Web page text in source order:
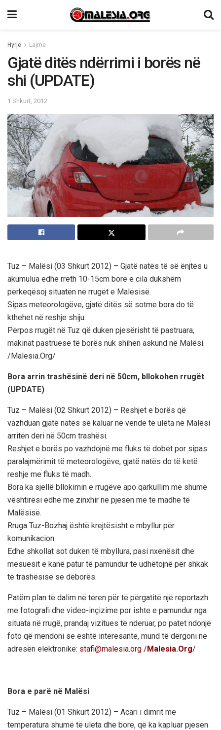
Hyrje Lajme
Gjatë ditës ndërrimi i borës në
shi (UPDATE)
1 Shkurt, 2012
Tuz – Malësi (03 Shkurt 2012) – Gjatë natës të së ënjtës u
akumulua edhe rreth 10-15cm borë e cila dukshëm
përkeqësoj situatën në rrugët e Malësisë.
Sipas meteorologëve, gjatë ditës së sotme bora do të
kthehet në reshje shiju.
Përpos rrugët në Tuz që duken pjesërisht të pastruara,
makinat pastruese të borës nuk shihen askund në Malësi.
/Malesia.Org/
Bora arrin trashësinë deri në 50cm, bllokohen rrugët
(UPDATE)
Tuz – Malësi (02 Shkurt 2012) – Reshjet e borës që
vazhduan gjatë natës së kaluar në vende të ulëta në Malësi
arritën deri në 50cm trashësi.
Reshjet e borës po vazhdojnë me fluks të dobët por sipas
paralajmërimit të meteorologëve, gjatë natës do të ketë
reshje me fluks të madh.
Bora ka sjellë bllokimin e rrugëve apo qarkullim me shumë
vështirësi edhe me zinxhir në pjesën më të madhe të
Malësisë.
Rruga Tuz-Bozhaj është krejtësisht e mbyllur për
komunikacion.
Edhe shkollat sot duken të mbyllura, pasi nxënësit dhe
mësuesit e kanë patur të pamundur të udhëtojnë për shkak
të trashësisë së dëborës.
Patëm plan të dalim në teren për të përgatitë një reportazh
me fotografi dhe video-inçizime por ishte e pamundur nga
situata në rrugë, prandaj vizitues të nderuar, po patet ndonjë
foto që mendoni se është interesante, mund të dërgoni në
adresën elektronike: stafi@malesia.org /Malesia.Org/
Bora e parë në Malësi
Tuz – Malësi (01 Shkurt 2012) – Acari i dimrit me
temperatura shumë të ulëta dhe borë, që ka kapluar pjesën